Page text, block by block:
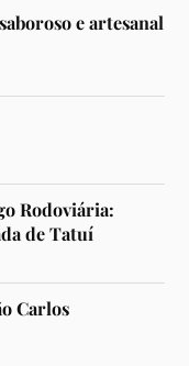
e artesanal
Rodoviária:
de Tatuí
Carlos